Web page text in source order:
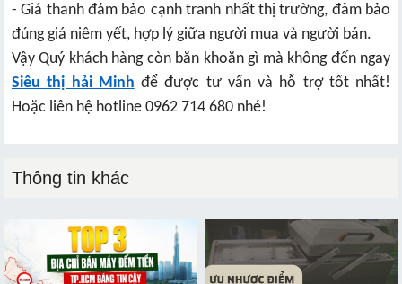
- Giá thanh đảm bảo cạnh tranh nhất thị trường, đảm bảo
đúng giá niêm yết, hợp lý giữa người mua và người bán.
Vậy Quý khách hàng còn băn khoăn gì mà không đến ngay
Siêu thị hải Minh để được tư vấn và hỗ trợ tốt nhất!
Hoặc liên hệ hotline 0962 714 680 nhé!
Thông tin khác